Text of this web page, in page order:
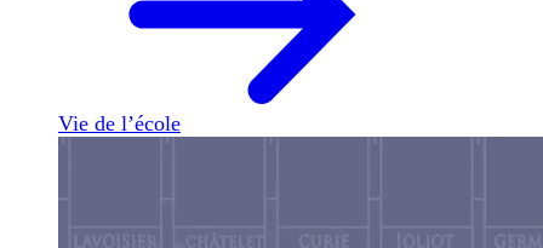
Vie de l’école